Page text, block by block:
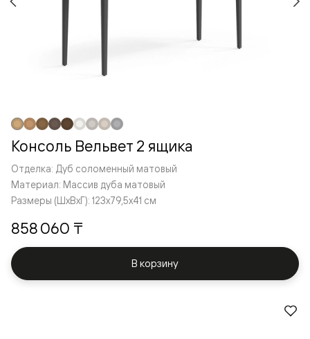
Консоль Вельвет 2 ящика
Отделка: Дуб соломенный матовый
Материал: Массив дуба матовый
Размеры (ШxВxГ): 123x79,5x41 см
858 060 ₸
В корзину